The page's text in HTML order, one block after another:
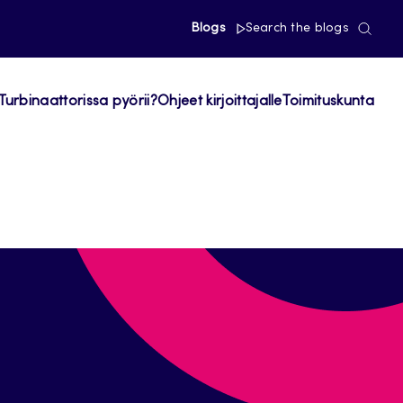
Blogs Search the blogs
pyörii?Ohjeet kirjoittajalle Toimituskunta